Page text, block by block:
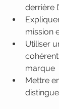
derrière
mission
Utiliser
marque
Mettre